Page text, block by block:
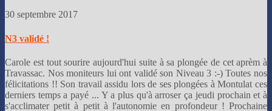
30 septembre 2017
N3 validé !
Carole est tout sourire aujourd'hui suite à sa plongée de cet aprèm à
Travassac. Nos moniteurs lui ont validé son Niveau 3 :-) Toutes nos
félicitations !! Son travail assidu lors de ses plongées à Montulat ces
derniers temps a payé ... Y a plus qu'à arroser ça jeudi prochain et à
s'acclimater petit à petit à l'autonomie en profondeur ! Prochaine